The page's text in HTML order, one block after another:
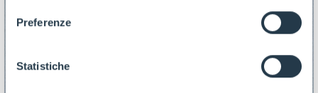
dell'informativa completa nel footer presente in ogni
pagina. Per esercitare i diritti riconosciuti all'interessato ai
GDPR abbiamo predisposto una
apposita procedura.
Preferenze
Statistiche